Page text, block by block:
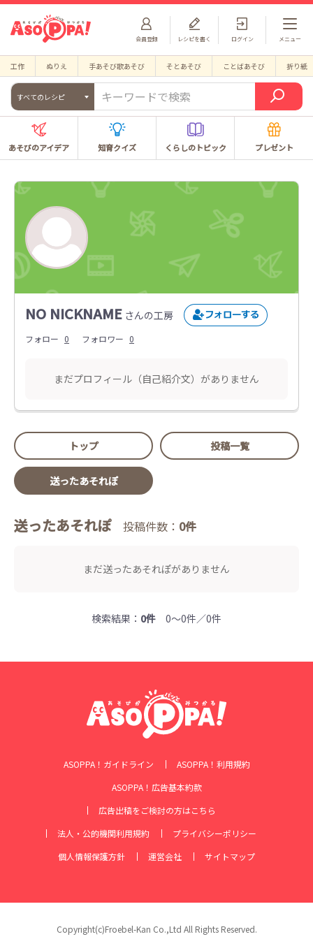
会員登録 ログイン
レシピを書く メニュー
工作 ぬりえ 手あそび歌あそび そとあそび ことばあそび 折り紙
すべてのレシピ
あそびのアイデア 知育クイズ くらしのトピック プレゼント
NO NICKNAME さんの工房
フォロー 0 フォロワー 0
まだプロフィール（自己紹介文）がありません
トップ 投稿一覧
送ったあそれぽ
送ったあそれぽ 投稿件数： 0件
まだ送ったあそれぽがありません
検索結果： 0件 0～0件／0件
ASOPPA！ガイドライン
ASOPPA！利用規約
ASOPPA！広告基本約款
広告出稿をご検討の方はこちら
法人・公的機関利用規約
プライバシーポリシー
個人情報保護方針
運営会社 サイトマップ
Copyright(c)Froebel-Kan Co.,Ltd All Rights Reserved.